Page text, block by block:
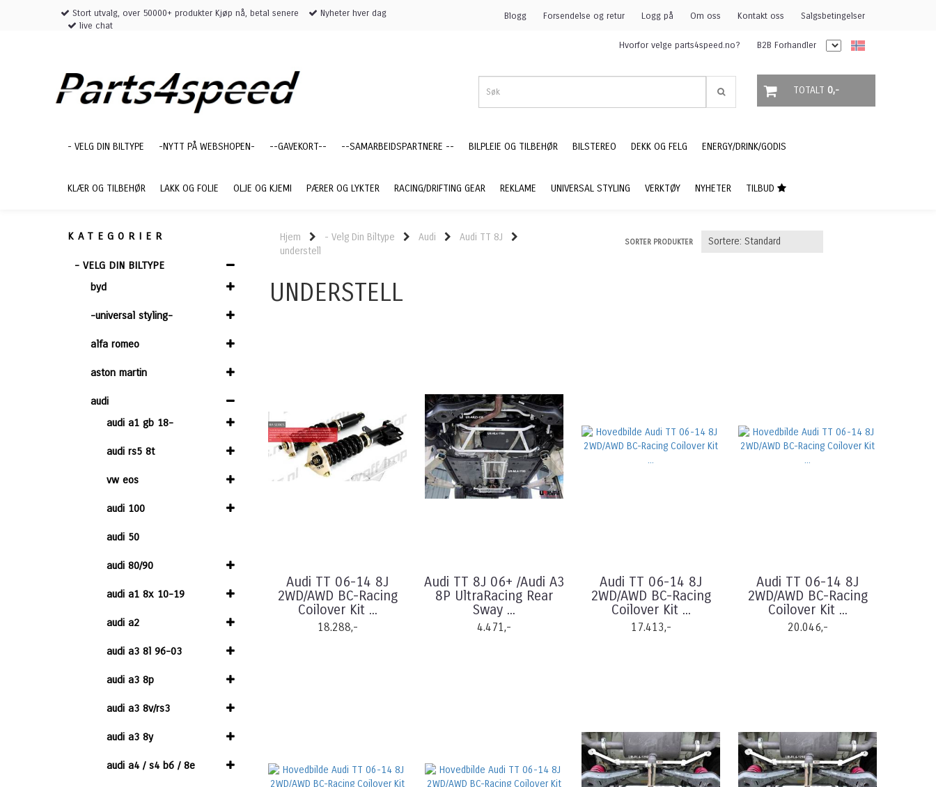
Stort utvalg, over 50000+ produkter Kjøp nå, betal senere
Nyheter hver dag
live chat
Blogg Forsendelse og retur Logg på Om oss Kontakt oss Salgsbetingelser
Hvorfor velge parts4speed.no? B2B Forhandler
TOTALT 0,-
- VELG DIN BILTYPE -NYTT PÅ WEBSHOPEN- --GAVEKORT-- --SAMARBEIDSPARTNERE -- BILPLEIE OG TILBEHØR BILSTEREO DEKK OG FELG ENERGY/DRINK/GODIS
KLÆR OG TILBEHØR LAKK OG FOLIE OLJE OG KJEMI PÆRER OG LYKTER RACING/DRIFTING GEAR REKLAME UNIVERSAL STYLING VERKTØY NYHETER TILBUD
KATEGORIER
- VELG DIN BILTYPE
byd
-universal styling-
alfa romeo
aston martin
audi
audi a1 gb 18-
audi rs5 8t
vw eos
audi 100
audi 50
audi 80/90
audi a1 8x 10-19
audi a2
audi a3 8l 96-03
audi a3 8p
audi a3 8v/rs3
audi a3 8y
audi a4 / s4 b6 / 8e
Hjem - Velg Din Biltype Audi
Audi TT 8J
understell
SORTER PRODUKTER
UNDERSTELL
Audi TT 06-14 8J
2WD/AWD BC-Racing
Coilover Kit ...
18.288,-
Audi TT 8J 06+ /Audi A3
8P UltraRacing Rear
Sway ...
4.471,-
Audi TT 06-14 8J
2WD/AWD BC-Racing
Coilover Kit ...
17.413,-
Audi TT 06-14 8J
2WD/AWD BC-Racing
Coilover Kit ...
20.046,-